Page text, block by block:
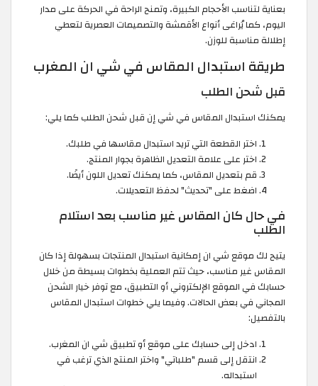
بعناية لتناسب الأحجام الكبيرة، وتمنح الراحة في الحركة على مدار
اليوم، كما يُراعَى أنواع الأقمشة والتصميمات العصرية لتعطي
إطلالة مناسبة للوزن.
طريقة استبدال المقاس في شي ان المغرب
قبل شحن الطلب
يمكنك استبدال المقاس في شي إن قبل شحن الطلب كما يلي:
اختر القطعة التي تريد استبدال مقاسها في طلبك.
اختر على علامة التعديل الظاهرة بجوار المنتج.
قم بتعديل المقاس، كما يمكنك تعديل اللون أيضًا.
اضغط على "تحديث" لحفظ التعديلات.
في حال كان المقاس غير مناسب بعد استلام
الطلب
يتيح لك موقع شي ان إمكانية استبدال المنتجات بسهولة إذا كان
المقاس غير مناسب، حيث تتم العملية بخطوات بسيطة من خلال
حسابك في الموقع الإلكتروني أو التطبيق، مع توفر خيار الشحن
المجاني في بعض الحالات. وفيما يلي خطوات استبدال المقاس
بالتفصيل:
ادخل إلى حسابك على موقع أو تطبيق شي ان المغرب.
انتقل إلى قسم "طلباتي" واختر المنتج الذي ترغب في
استبداله.